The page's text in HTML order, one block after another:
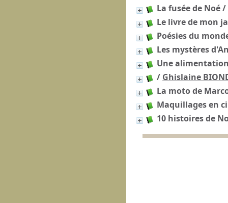
La fusée de Noé/
Le livre de mon
Poésies du
Les mystères
Une
/ Ghislaine
La moto de
Maquillages en
10 histoires de